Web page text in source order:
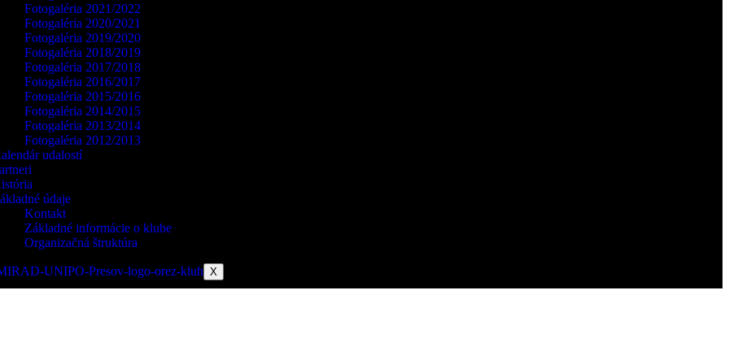
Fotogaléria 2021/2022
Fotogaléria 2020/2021
Fotogaléria 2019/2020
Fotogaléria 2018/2019
Fotogaléria 2017/2018
Fotogaléria 2016/2017
Fotogaléria 2015/2016
Fotogaléria 2014/2015
Fotogaléria 2013/2014
Fotogaléria 2012/2013
udalostí
údaje
Kontakt
Základné informácie o klube
Organizačná štruktúra
X